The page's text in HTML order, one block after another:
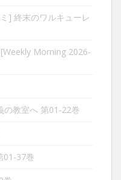
] 終末のワルキューレ
Morning 2026-
の教室へ 第01-22巻
01-37巻